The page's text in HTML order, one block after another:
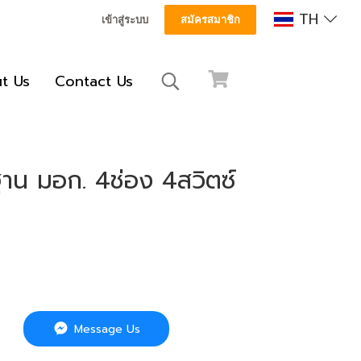
เข้าสู่ระบบ สมัครสมาชิก TH
Us Contact Us
น มอก. 4ช่อง 4สวิตซ์
Message Us